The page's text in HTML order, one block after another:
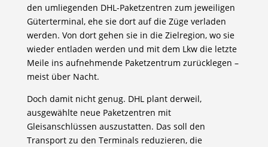
den umliegenden DHL-Paketzentren zum jeweiligen
Güterterminal, ehe sie dort auf die Züge verladen
werden. Von dort gehen sie in die Zielregion, wo sie
wieder entladen werden und mit dem Lkw die letzte
Meile ins aufnehmende Paketzentrum zurücklegen –
meist über Nacht.
Doch damit nicht genug. DHL plant derweil,
ausgewählte neue Paketzentren mit
Gleisanschlüssen auszustatten. Das soll den
Transport zu den Terminals reduzieren, die